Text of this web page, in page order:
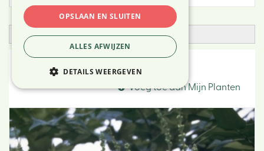
Open zoekfilter
Mahonia
Voeg toe aan Mijn Planten
OPSLAAN EN SLUITEN
ALLES AFWIJZEN
DETAILS WEERGEVEN